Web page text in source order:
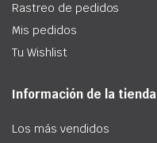
Rastreo de pedidos
Mis pedidos
Tu Wishlist
Información de la tienda
Los más vendidos